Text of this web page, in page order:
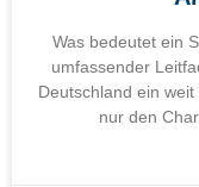
Was bedeutet ein
umfassender
Deutschland ein
nur den